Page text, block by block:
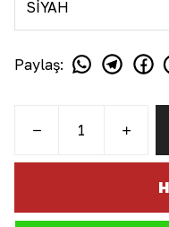
Paylaş: